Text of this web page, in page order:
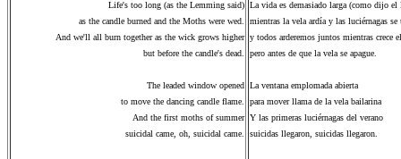
Life's too long (as the Lemming said)
as the candle burned and the Moths were wed.
And we'll all burn together as the wick grows higher
but before the candle's dead.
The leaded window opened
to move the dancing candle flame.
And the first moths of summer
suicidal came, oh, suicidal came.
La vida es demasiado larga (como dijo el
mientras la vela ardía y las luciérnagas se
y todos arderemos juntos mientras crece
pero antes de que la vela se apague.
La ventana emplomada abierta
para mover llama de la vela bailarina
Y las primeras luciérnagas del verano
suicidas llegaron, suicidas llegaron.